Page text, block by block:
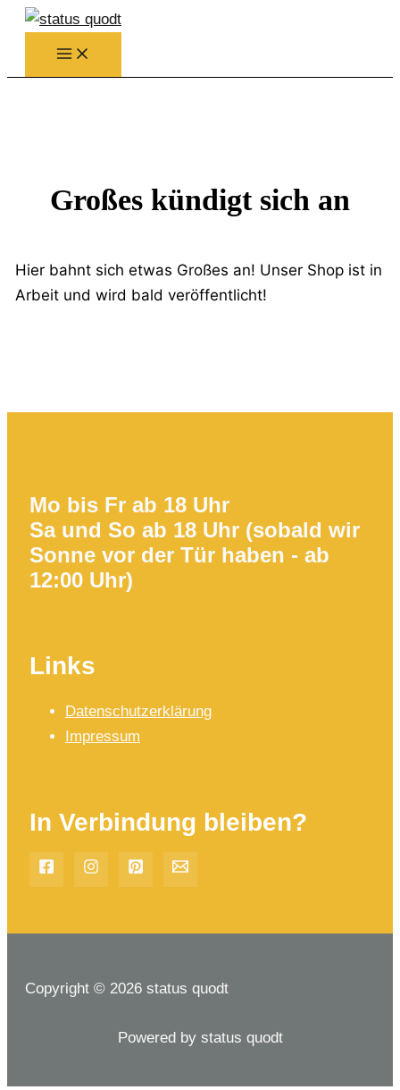
Zum
Inhalt
springen
Großes kündigt sich an
Hier bahnt sich etwas Großes an! Unser Shop ist in
Arbeit und wird bald veröffentlicht!
Mo bis Fr ab 18 Uhr
Sa und So ab 18 Uhr (sobald wir
Sonne vor der Tür haben - ab
12:00 Uhr)
Links
Datenschutzerklärung
Impressum
In Verbindung bleiben?
Copyright © 2026 status quodt
Powered by status quodt